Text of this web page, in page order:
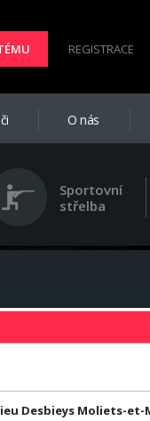
REGISTRACE
O nás
Sportovní
střelba
Desbieys Moliets-et-